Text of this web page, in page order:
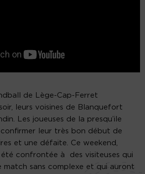
de Lège-Cap-Ferret
leurs voisines de Blanquefort
Les joueuses de la presqu’ile
leur très bon début de
et une défaite. Ce weekend,
été confrontée à des visiteuses qui
sans complexe et qui auront